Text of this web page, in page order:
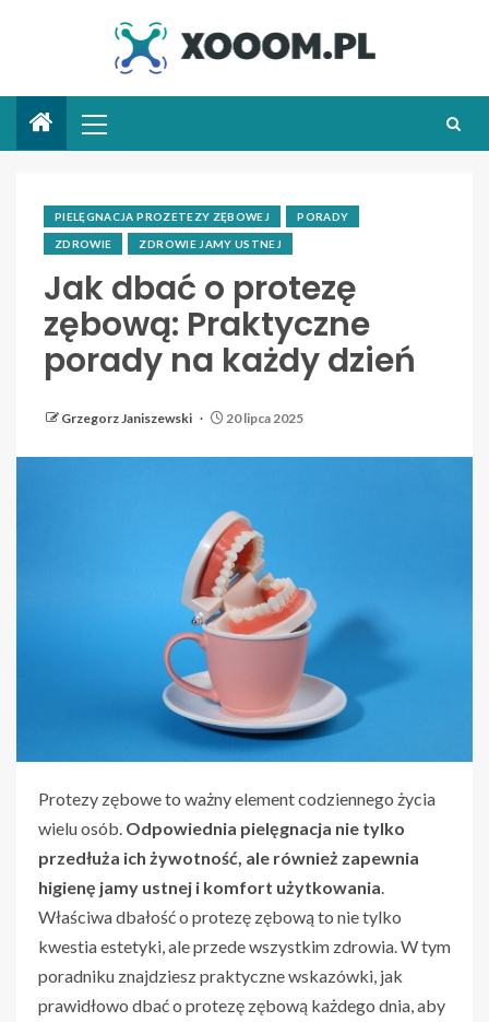
PIELĘGNACJA PROZETEZY ZĘBOWEJ PORADY
ZDROWIE ZDROWIE JAMY USTNEJ
Jak dbać o protezę
zębową: Praktyczne
porady na każdy dzień
Grzegorz Janiszewski 20 lipca 2025
Protezy zębowe to ważny element codziennego życia
wielu osób. Odpowiednia pielęgnacja nie tylko
przedłuża ich żywotność, ale również zapewnia
higienę jamy ustnej i komfort użytkowania
Właściwa dbałość o protezę zębową to nie tylko
kwestia estetyki, ale przede wszystkim zdrowia. W tym
poradniku znajdziesz praktyczne wskazówki, jak
prawidłowo dbać o protezę zębową każdego dnia, aby